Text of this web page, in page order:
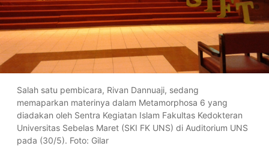
Salah satu pembicara, Rivan Dannuaji, sedang
memaparkan materinya dalam Metamorphosa 6 yang
diadakan oleh Sentra Kegiatan Islam Fakultas Kedokteran
Universitas Sebelas Maret (SKI FK UNS) di Auditorium UNS
pada (30/5). Foto: Gilar